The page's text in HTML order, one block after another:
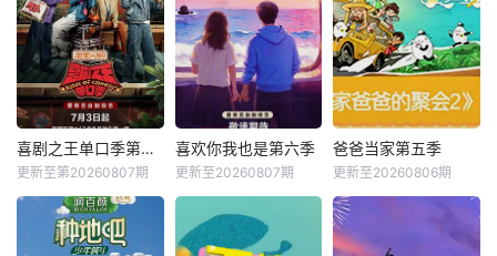
喜剧之王单口季第三季
更新至第20260807期
喜欢你我也是第六季
更新至20260807期
爸爸当家第五季
更新至20260806期